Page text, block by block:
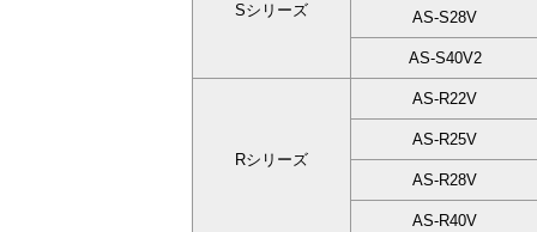
Sシリーズ
AS-S28V
AS-S40V2
Rシリーズ
AS-R22V
AS-R25V
AS-R28V
AS-R40V